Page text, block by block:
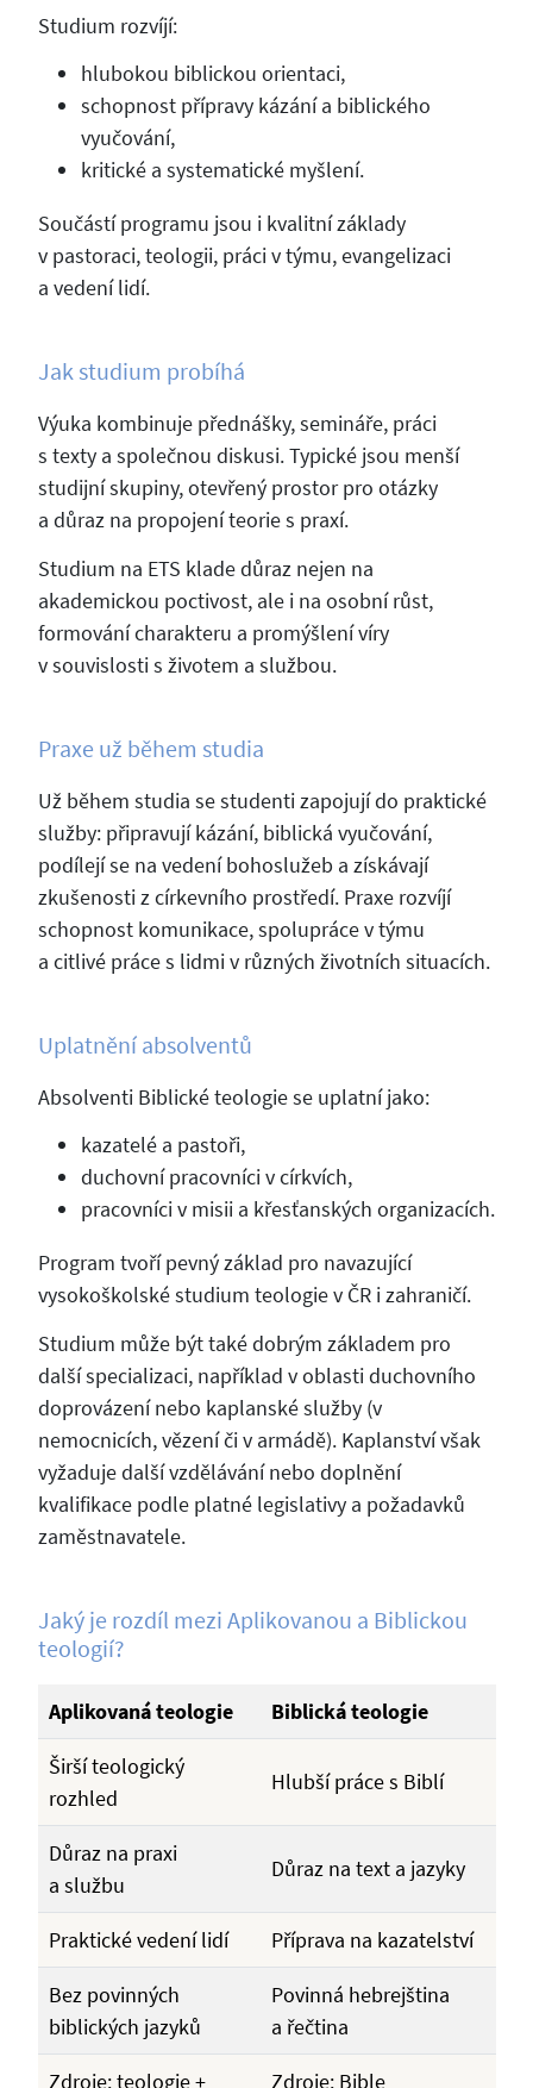
Studium rozvíjí:
hlubokou biblickou orientaci,
schopnost přípravy kázání a biblického
vyučování,
kritické a systematické myšlení.
Součástí programu jsou i kvalitní základy
v pastoraci, teologii, práci v týmu, evangelizaci
a vedení lidí.
Jak studium probíhá
Výuka kombinuje přednášky, semináře, práci
s texty a společnou diskusi. Typické jsou menší
studijní skupiny, otevřený prostor pro otázky
a důraz na propojení teorie s praxí.
Studium na ETS klade důraz nejen na
akademickou poctivost, ale i na osobní růst,
formování charakteru a promýšlení víry
v souvislosti s životem a službou.
Praxe už během studia
Už během studia se studenti zapojují do praktické
služby: připravují kázání, biblická vyučování,
podílejí se na vedení bohoslužeb a získávají
zkušenosti z církevního prostředí. Praxe rozvíjí
schopnost komunikace, spolupráce v týmu
a citlivé práce s lidmi v různých životních situacích.
Uplatnění absolventů
Absolventi Biblické teologie se uplatní jako:
kazatelé a pastoři,
duchovní pracovníci v církvích,
pracovníci v misii a křesťanských organizacích.
Program tvoří pevný základ pro navazující
vysokoškolské studium teologie v ČR i zahraničí.
Studium může být také dobrým základem pro
další specializaci, například v oblasti duchovního
doprovázení nebo kaplanské služby (v
nemocnicích, vězení či v armádě). Kaplanství však
vyžaduje další vzdělávání nebo doplnění
kvalifikace podle platné legislativy a požadavků
zaměstnavatele.
Jaký je rozdíl mezi Aplikovanou a Biblickou
teologií?
Aplikovaná teologie
Biblická teologie
Širší teologický
rozhled
Hlubší práce s Biblí
Důraz na praxi
a službu
Důraz na text a jazyky
Praktické vedení lidí
Příprava na kazatelství
Bez povinných
biblických jazyků
Povinná hebrejština
a řečtina
Zdroje: teologie +
Zdroje: Bible